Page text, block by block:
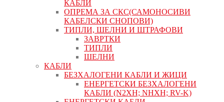
КАБЛИ
ОПРЕМА ЗА СКС(САМОНОСИВИ
КАБЕЛСКИ СНОПОВИ)
ТИПЛИ, ШЕЛНИ И ШТРАФОВИ
ЗАВРТКИ
ТИПЛИ
ШЕЛНИ
КАБЛИ
БЕЗХАЛОГЕНИ КАБЛИ И ЖИЦИ
ЕНЕРГЕТСКИ БЕЗХАЛОГЕНИ
КАБЛИ (N2XH; NHXH; RV-K)